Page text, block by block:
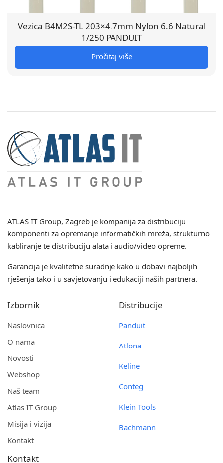
Vezica B4M2S-TL 203×4.7mm Nylon 6.6 Natural
1/250 PANDUIT
Pročitaj više
ATLAS IT Group, Zagreb je kompanija za distribuciju
komponenti za opremanje informatičkih mreža, strukturno
kabliranje te distribuciju alata i audio/video opreme.
Garancija je kvalitetne suradnje kako u dobavi najboljih
rješenja tako i u savjetovanju i edukaciji naših partnera.
Izbornik
Naslovnica
O nama
Novosti
Webshop
Naš team
Atlas IT Group
Misija i vizija
Kontakt
Distribucije
Panduit
Atlona
Keline
Conteg
Klein Tools
Bachmann
Kontakt